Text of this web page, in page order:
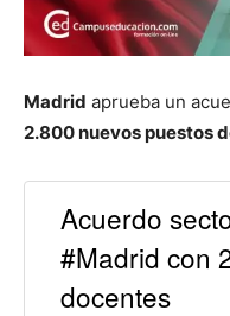
Madrid aprueba un
2.800 nuevos puestos
Acuerdo
#Madrid con
docentes